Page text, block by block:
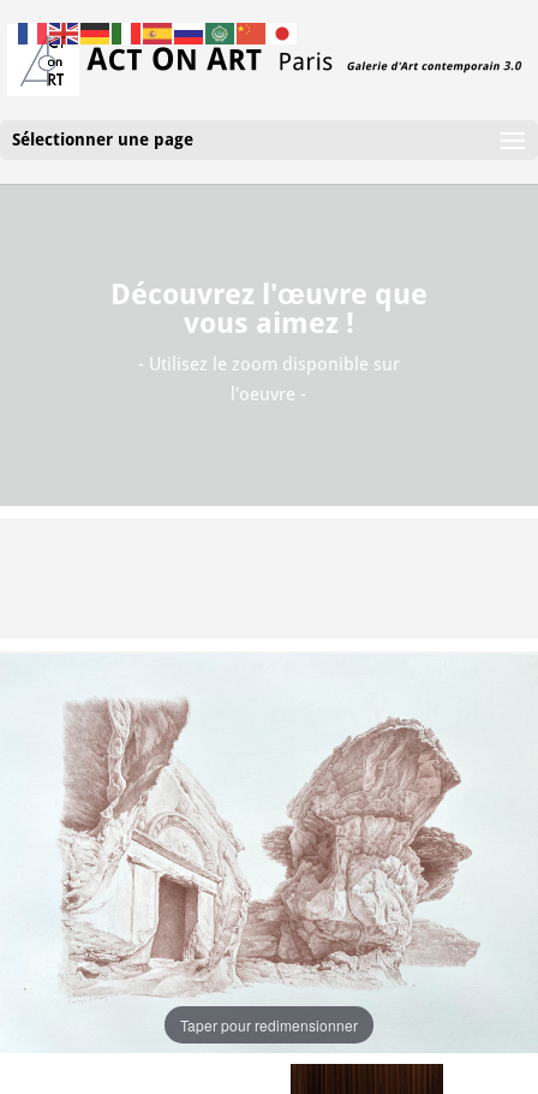
Sélectionner une page
Découvrez l'œuvre que
vous aimez !
- Utilisez le zoom disponible sur
l'oeuvre -
Taper pour redimensionner